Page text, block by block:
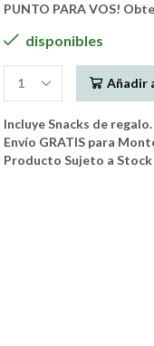
PUNTO PARA VOS!
disponibles
FORMULA
FRESH
MEAT
-
Añadir
Incluye Snacks de regalo.
Envío GRATIS para
Producto Sujeto a Stock